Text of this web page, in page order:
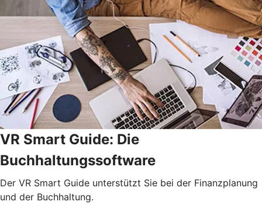
VR Smart Guide: Die
Buchhaltungssoftware
Der VR Smart Guide unterstützt Sie bei der Finanzplanung
und der Buchhaltung.